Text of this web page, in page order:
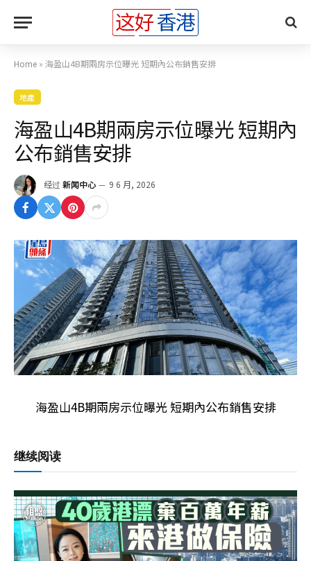
Home » 海盈山4B期兩房示位曝光 短期內公布銷售安排
地產
海盈山4B期兩房示位曝光 短期內
公布銷售安排
经过 新闻中心 9 6 月, 2026
海盈山4B期兩房示位曝光 短期內公布銷售安排
继续阅读